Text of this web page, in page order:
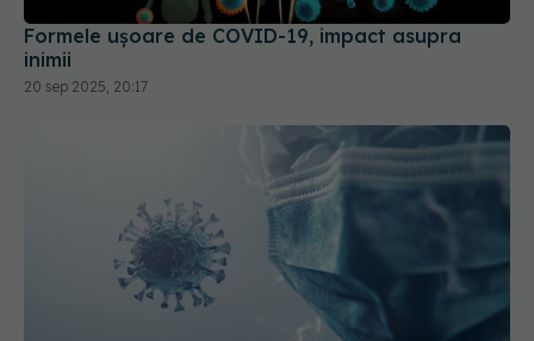
Formele ușoare de COVID-19, impact asupra
inimii
20 sep 2025, 20:17